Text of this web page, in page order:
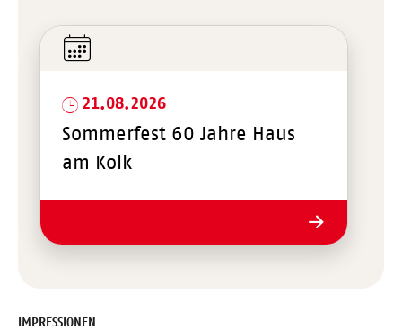
21.08.2026
Sommerfest 60 Jahre Haus
am Kolk
IMPRESSIONEN